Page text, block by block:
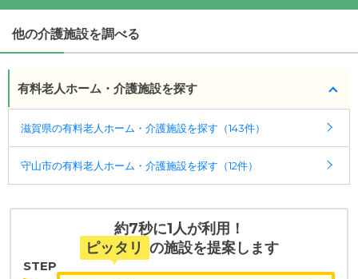
他の介護施設を調べる
有料老人ホーム・介護施設を探す
滋賀県の有料老人ホーム・介護施設を探す（143件）
守山市の有料老人ホーム・介護施設を探す（12件）
約7秒に1人が利用！
ピッタリ の施設を提案します
STEP